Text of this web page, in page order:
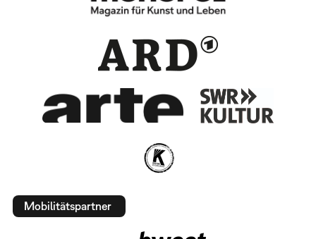
Mobilitätspartner